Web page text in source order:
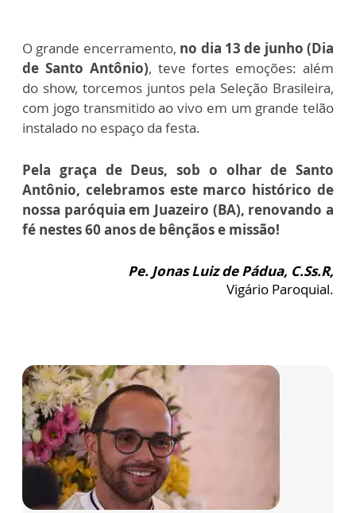
O grande encerramento, no dia 13 de junho (Dia
de Santo Antônio), teve fortes emoções: além
do show, torcemos juntos pela Seleção Brasileira,
com jogo transmitido ao vivo em um grande telão
instalado no espaço da festa.
Pela graça de Deus, sob o olhar de Santo
Antônio, celebramos este marco histórico de
nossa paróquia em Juazeiro (BA), renovando a
fé nestes 60 anos de bênçãos e missão!
Pe. Jonas Luiz de Pádua, C.Ss.R,
Vigário Paroquial.